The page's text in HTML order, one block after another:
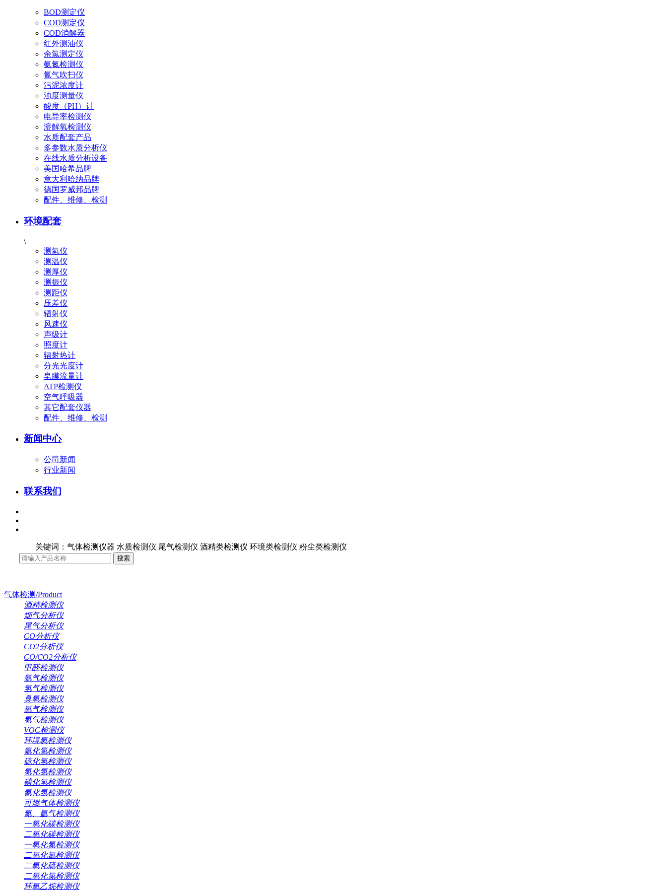
BOD测定仪
COD测定仪
COD消解器
红外测油仪
余氯测定仪
氨氮检测仪
氮气吹扫仪
污泥浓度计
浊度测量仪
酸度（PH）计
电导率检测仪
溶解氧检测仪
水质配套产品
多参数水质分析仪
在线水质分析设备
美国哈希品牌
意大利哈纳品牌
德国罗威邦品牌
配件、维修、检测
环境配套
\
测氡仪
测温仪
测厚仪
测振仪
测距仪
压差仪
辐射仪
风速仪
声级计
照度计
辐射热计
分光光度计
皂膜流量计
ATP检测仪
空气呼吸器
其它配套仪器
配件、维修、检测
新闻中心
公司新闻
行业新闻
联系我们
关键词：气体检测仪器 水质检测仪 尾气检测仪 酒精类检测仪 环境类检测仪 粉尘类检测仪
气体检测/Product
酒精检测仪
烟气分析仪
尾气分析仪
CO分析仪
CO2分析仪
CO/CO2分析仪
甲醛检测仪
氨气检测仪
氢气检测仪
臭氧检测仪
氧气检测仪
氯气检测仪
VOC检测仪
环境氡检测仪
氟化氢检测仪
硫化氢检测仪
氯化氢检测仪
磷化氢检测仪
氰化氢检测仪
可燃气体检测仪
氮、氩气检测仪
一氧化碳检测仪
二氧化碳检测仪
一氧化氮检测仪
二氧化氮检测仪
二氧化硫检测仪
二氧化氯检测仪
环氧乙烷检测仪